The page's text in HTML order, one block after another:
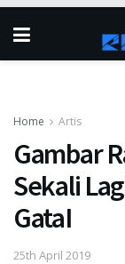
Home Artis
Gambar
Sekali
GataI
25th April 2019